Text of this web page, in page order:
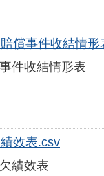
償事件收結情形
件收結情形表
效表.csv
績效表